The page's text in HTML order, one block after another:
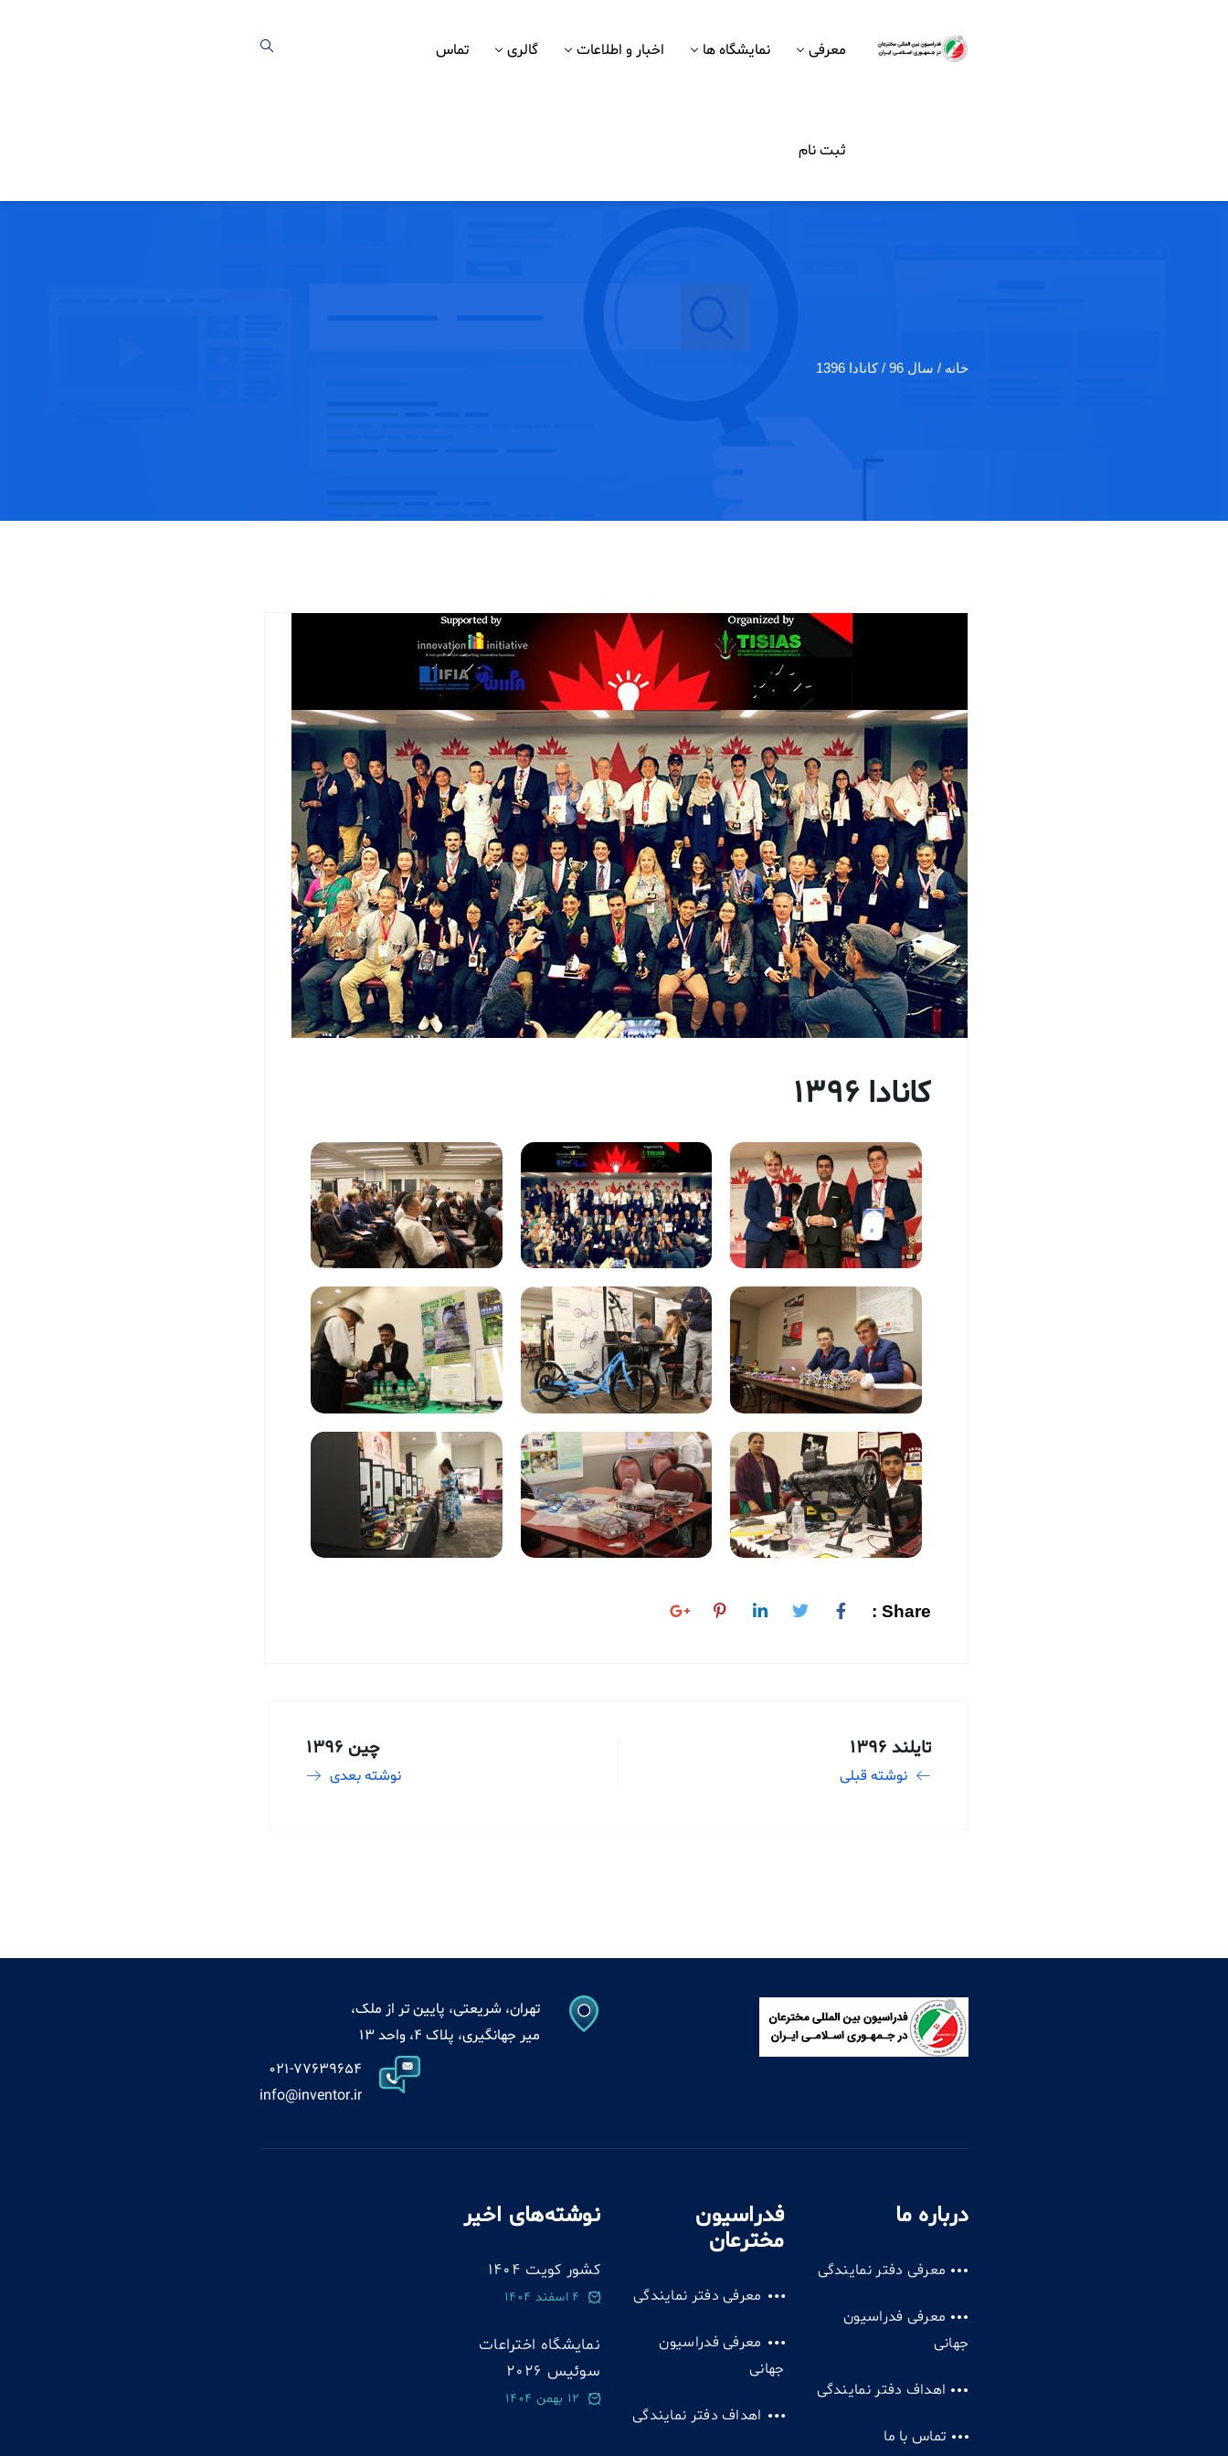
معرفی نمایشگاه ها اخبار و اطلاعات گالری تماس
ثبت نام
خانه / سال 96 / کانادا 1396
کانادا 1396
Share :
تایلند 1396
نوشته قبلی
چین 1396
نوشته بعدی
تهران، شریعتی، پایین تر از ملک،
میر جهانگیری، پلاک 4، واحد 13
021-77639654
info@inventor.ir
درباره ما
معرفی دفتر نمایندگی
معرفی فدراسیون
جهانی
اهداف دفتر نمایندگی
تماس با ما
فدراسیون
مخترعان
معرفی دفتر نمایندگی
معرفی فدراسیون
جهانی
اهداف دفتر نمایندگی
نوشته‌های اخیر
کشور کویت 1404
4 اسفند 1404
نمایشگاه اختراعات
سوئيس 2026
12 بهمن 1404